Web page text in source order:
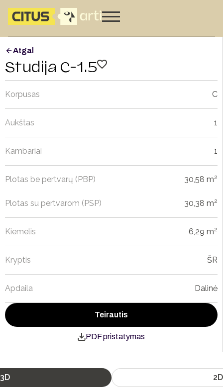
Atgal
Studija C-1.5
Korpusas C
Aukštas 1
Kambariai 1
Plotas be pertvarų (PBP) 30,58 m2
Plotas su pertvarom (PSP) 30,38 m2
Kiemelis 6,29 m2
Kryptis ŠR
Apdaila Dalinė
Teirautis
PDF pristatymas
3D 2D